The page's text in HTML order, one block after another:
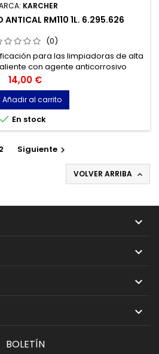
KARCHER
ANTICAL RM110 1L. 6.295.626
(0)
para las limpiadoras de alta
con agente anticorrosivo
contra la formación de
de calefacción (hasta 150 °C).
Precio
14,00 €
Añadir al carrito
 En stock
2 Siguiente 
VOLVER ARRIBA 




BOLETÍN